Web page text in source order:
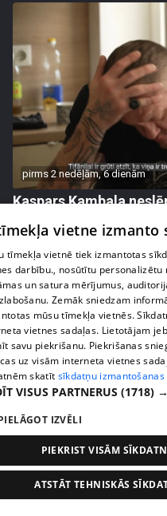
pirms 2 nedēļām, 6 dienām
Kaspars Kambala
72. epizode
pirms 2 nedēļām, 6 dienām
Draudzene aicina
pusi
73. epizode
vietne izmanto
tīmekļa vietnē tiek izmantotas
darbību., nosūtītu
un satura mērījumus,
Zemāk sniedzam
mūsu tīmekļa vietnēs.
vietnes sadaļas. Lietotājam
savu piekrišanu. Piekrišanas
uz visām interneta vietnes
skatīt sīkdatņu
VISUS PARTNERUS (1718) →
IZVĒLI
PIEKRIST VISĀM
ATSTĀT TEHNISKĀS